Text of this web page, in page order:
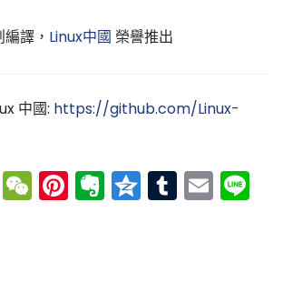
譯， Linux中國 榮譽推出
中國: https://github.com/Linux-
Sina
Weibo
WeChat
Pinterest
Evernote
Qzone
Tumblr